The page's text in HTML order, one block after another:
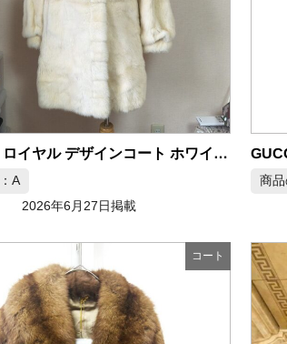
サガミンク ロイヤル デザインコート ホワイトミンク
A
2026年6月27日掲載
商
コート